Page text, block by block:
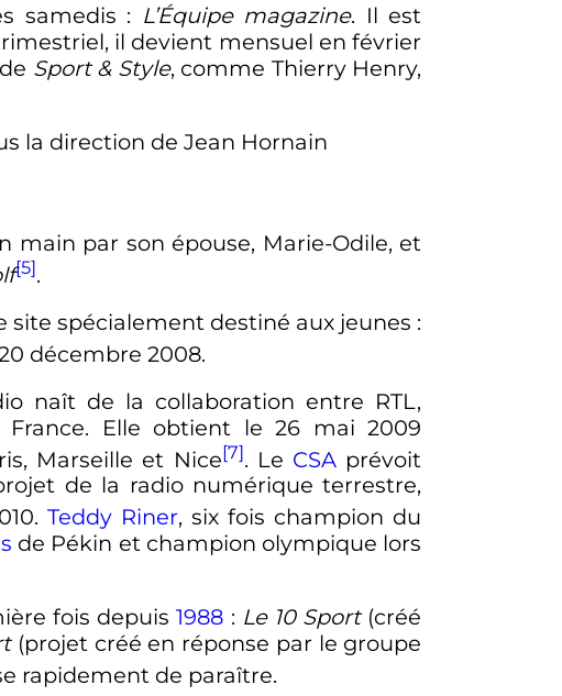
samedis : L’Équipe magazine. Il est
il devient mensuel enfévrier
Sport & Style, comme Thierry Henry,
la direction de Jean Hornain
main par son épouse, Marie-Odile, et
[5].
spécialement destiné aux jeunes :
décembre 2008.
naît de la collaboration entre RTL,
Elle obtient le26 mai 2009
Marseille et Nice[7]. Le CSA prévoit
de la radio numérique terrestre,
.Teddy Riner, six fois champion du
de Pékin et champion olympique lors
fois depuis1988 : Le 10 Sport(créé
(projet créé en réponse par le groupe
rapidement de paraître.